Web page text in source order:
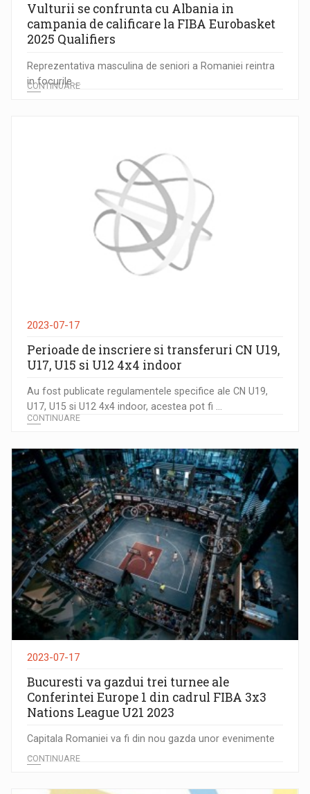
Vulturii se confrunta cu Albania in
campania de calificare la FIBA Eurobasket
2025 Qualifiers
Reprezentativa masculina de seniori a Romaniei reintra
in focurile ...
CONTINUARE
2023-07-17
Perioade de inscriere si transferuri CN U19,
U17, U15 si U12 4x4 indoor
Au fost publicate regulamentele specifice ale CN U19,
U17, U15 si U12 4x4 indoor, acestea pot fi ...
CONTINUARE
2023-07-17
Bucuresti va gazdui trei turnee ale
Conferintei Europe 1 din cadrul FIBA 3x3
Nations League U21 2023
Capitala Romaniei va fi din nou gazda unor evenimente
...
CONTINUARE